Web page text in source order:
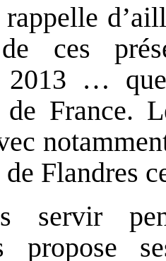
rappelle
ces
2013 …
de France.
Flandres
servir
propose